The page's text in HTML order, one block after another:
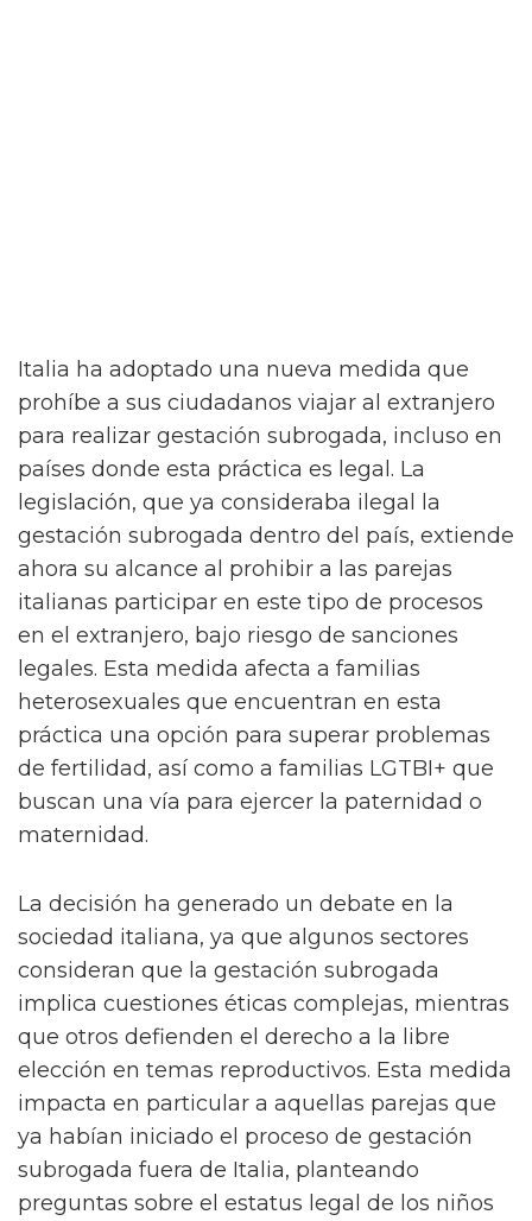
Italia ha adoptado una nueva medida que
prohíbe a sus ciudadanos viajar al extranjero
para realizar gestación subrogada, incluso en
países donde esta práctica es legal. La
legislación, que ya consideraba ilegal la
gestación subrogada dentro del país, extiende
ahora su alcance al prohibir a las parejas
italianas participar en este tipo de procesos
en el extranjero, bajo riesgo de sanciones
legales. Esta medida afecta a familias
heterosexuales que encuentran en esta
práctica una opción para superar problemas
de fertilidad, así como a familias LGTBI+ que
buscan una vía para ejercer la paternidad o
maternidad.
La decisión ha generado un debate en la
sociedad italiana, ya que algunos sectores
consideran que la gestación subrogada
implica cuestiones éticas complejas, mientras
que otros defienden el derecho a la libre
elección en temas reproductivos. Esta medida
impacta en particular a aquellas parejas que
ya habían iniciado el proceso de gestación
subrogada fuera de Italia, planteando
preguntas sobre el estatus legal de los niños